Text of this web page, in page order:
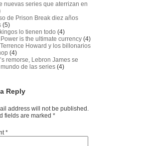
nuevas series que aterrizan en
de Prison Break diez años
(5)
lo tienen todo (4)
is the ultimate currency (4)
Howard y los billonarios
(4)
remorse, Lebron James se
de las series (4)
Reply
address will not be published.
fields are marked *
*